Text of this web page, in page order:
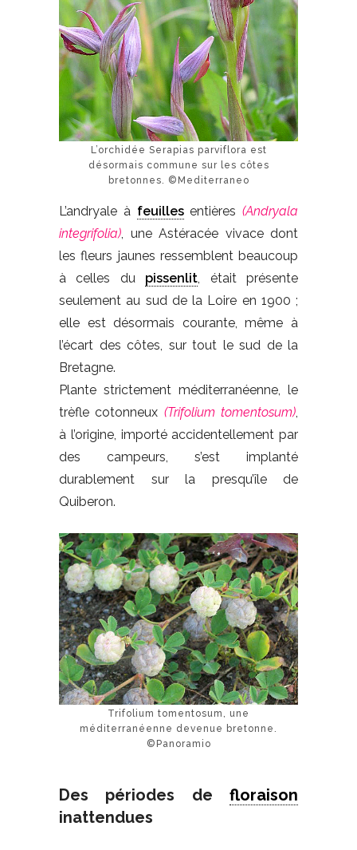
L’orchidée Serapias parviflora est
désormais commune sur les côtes
bretonnes. ©Mediterraneo
L’andryale à feuillesentières (Andryala
integrifolia), une Astéracée vivace dont
les fleurs jaunes ressemblent beaucoup
à celles du pissenlit, était présente
seulement au sud de la Loire en 1900 ;
elle est désormais courante, même à
l’écart des côtes, sur tout le sud de la
Bretagne.
Plante strictement méditerranéenne, le
trèfle cotonneux (Trifolium tomentosum),
à l’origine, importé accidentellement par
des campeurs, s’est implanté
durablement sur la presqu’île de
Quiberon.
Trifolium tomentosum, une
méditerranéenne devenue bretonne.
©Panoramio
Des périodes de floraison
inattendues